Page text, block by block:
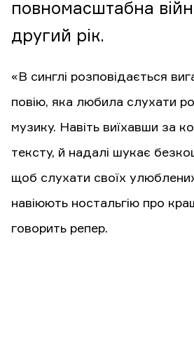
повномасштабна
другий рік.
«В синглі розповідається
повію, яка любила слухати
музику. Навіть виїхавши за
тексту, й надалі шукає
щоб слухати своїх улюблених
навіюють ностальгію про
говорить репер.